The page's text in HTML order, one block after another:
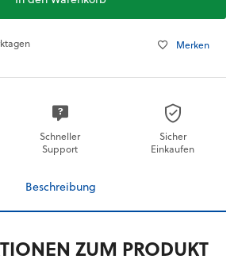
Merken
Schneller
Support
Sicher
Einkaufen
Beschreibung
ZUM PRODUKT